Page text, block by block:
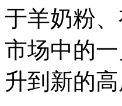
于羊奶粉
市场中的
升到新的